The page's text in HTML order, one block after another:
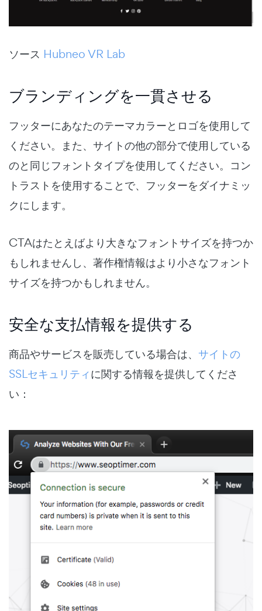
ソース Hubneo VR Lab
ブランディングを一貫させる
フッターにあなたのテーマカラーとロゴを使用して
ください。また、サイトの他の部分で使用している
のと同じフォントタイプを使用してください。コン
トラストを使用することで、フッターをダイナミッ
クにします。
CTAはたとえばより大きなフォントサイズを持つか
もしれませんし、著作権情報はより小さなフォント
サイズを持つかもしれません。
安全な支払情報を提供する
商品やサービスを販売している場合は、 サイトの
SSLセキュリティに関する情報を提供してくださ
い：